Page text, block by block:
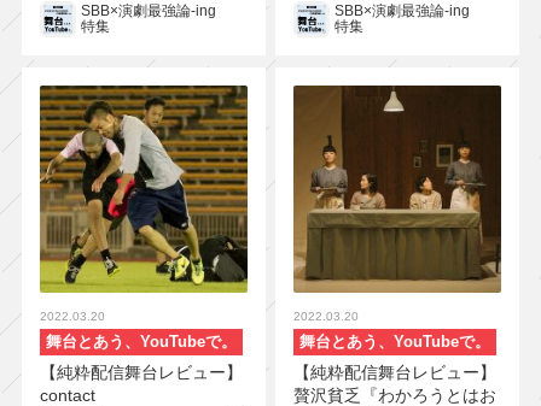
SBB×演劇最強論-ing
特集
SBB×演劇最強論-ing
特集
2022.03.20
舞台とあう、YouTubeで。
【純粋配信舞台レビュー】
contact
2022.03.20
舞台とあう、YouTubeで。
【純粋配信舞台レビュー】
贅沢貧乏『わかろうとはお